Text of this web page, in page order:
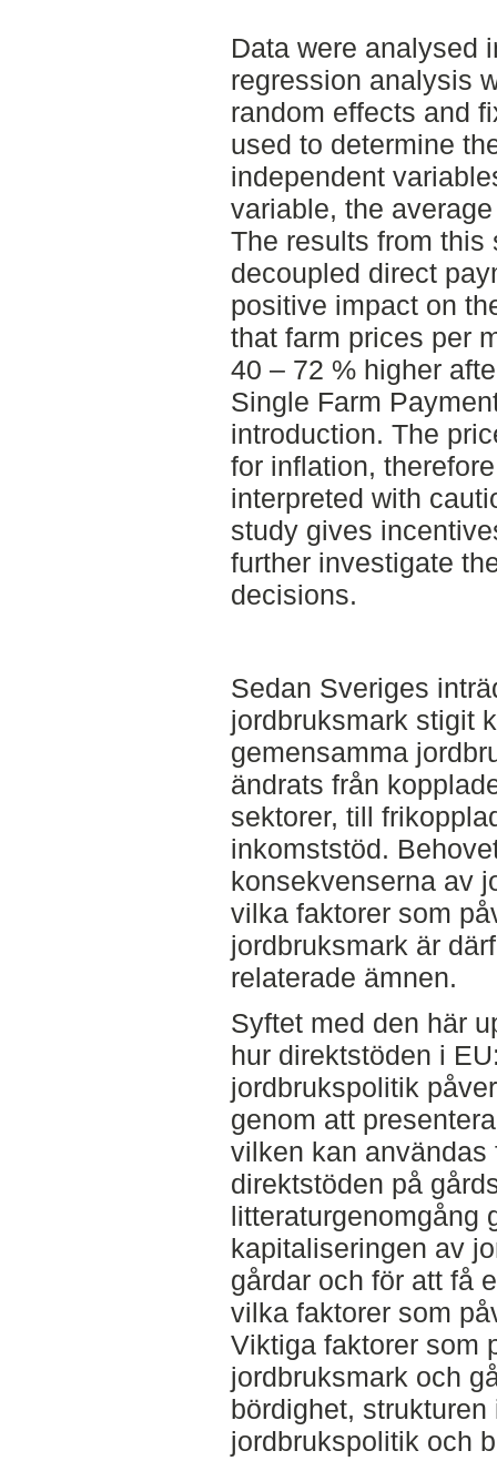
Data were analysed
regression analysis
random effects and
used to determine
independent
variable, the
The results from this
decoupled direct
positive impact on
that farm prices per
40 – 72 % higher
Single Farm
introduction. The
for inflation,
interpreted with
study gives
further investigate
decisions.
Sedan Sveriges
jordbruksmark stigit
gemensamma
ändrats från
sektorer, till
inkomststöd.
konsekvenserna av
vilka faktorer som
jordbruksmark är
relaterade ämnen.
Syftet med den här
hur direktstöden i
jordbrukspolitik
genom att
vilken kan
direktstöden på
litteraturgenomgång
kapitaliseringen av
gårdar och för att få
vilka faktorer som
Viktiga faktorer som
jordbruksmark och
bördighet,
jordbrukspolitik och